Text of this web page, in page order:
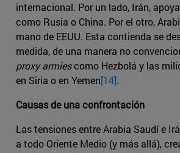
internacional. Por un lado, Irán,
como Rusia o China. Por el otro,
mano de EEUU. Esta contienda se
medida, de una manera no
proxy armiescomo Hezbolá y las
en Siria o en Yemen[14].
Causas de una confrontación
Las tensiones entre Arabia Saudí e
a todo Oriente Medio (y más allá),